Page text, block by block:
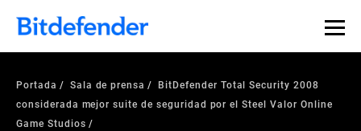
Portada Sala de prensa
BitDefender Total Security 2008
considerada mejor suite de seguridad por el Steel Valor Online
Game Studios